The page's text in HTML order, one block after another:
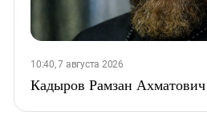
10:40, 7 августа 2026
Кадыров Рамзан Ахматович